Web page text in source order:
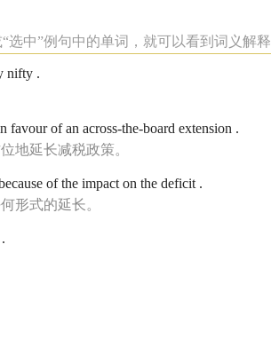
“选中”例句中的单词，就可以看到词义解释
nifty .
favour of an across-the-board extension .
地延长减税政策。
of the impact on the deficit .
形式的延长。